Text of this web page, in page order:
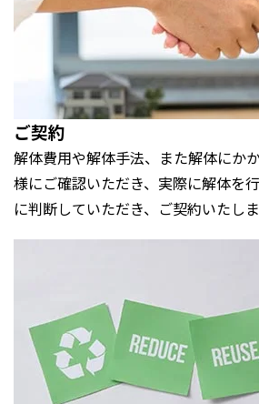
ご契約
解体費用や解体手法、また解体にか
様にご確認いただき、実際に解体を
に判断していただき、ご契約いたしま